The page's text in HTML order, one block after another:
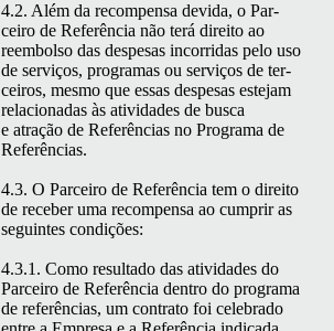
4.2. Além da rec­om­pen­sa dev­i­da, o Par­
ceiro de Refer­ên­cia não terá dire­ito ao
reem­bol­so das despe­sas incor­ri­das pelo uso
de serviços, pro­gra­mas ou serviços de ter­
ceiros, mes­mo que essas despe­sas este­jam
rela­cionadas às ativi­dades de bus­ca
e atração de Refer­ên­cias no Pro­gra­ma de
Referências.
4.3. O Par­ceiro de Refer­ên­cia tem o dire­ito
de rece­ber uma rec­om­pen­sa ao cumprir as
seguintes condições:
4.3.1. Como resul­ta­do das ativi­dades do
Par­ceiro de Refer­ên­cia den­tro do pro­gra­ma
de refer­ên­cias, um con­tra­to foi cel­e­bra­do